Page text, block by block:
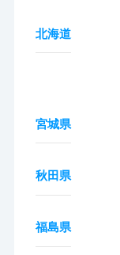
北海道
宮城県
秋田県
福島県